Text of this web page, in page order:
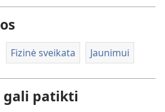
Fizinė sveikata Jaunimui
gali patikti